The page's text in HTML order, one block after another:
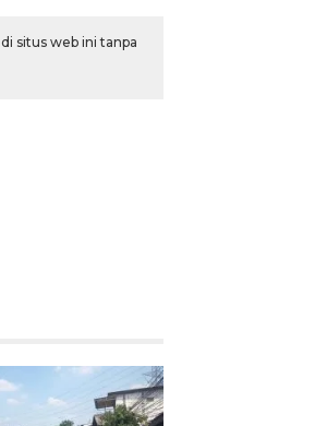
situs web ini tanpa